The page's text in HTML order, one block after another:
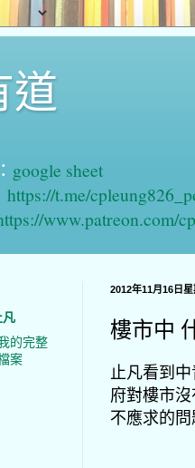
道
google sheet
https://t.me/
www.patreon.com/
2012年11月16日
樓市中
止凡看到
府對樓市
不應求的問
的完整
案